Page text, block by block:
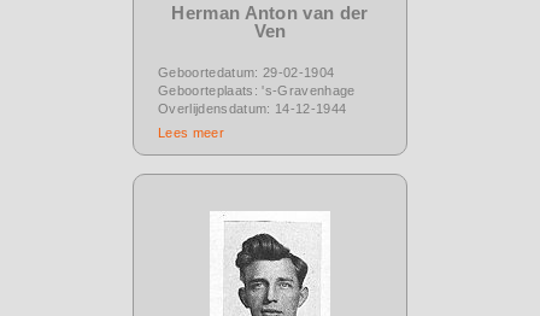
Herman Anton van der
Ven
Geboortedatum: 29-02-1904
Geboorteplaats: 's-Gravenhage
Overlijdensdatum: 14-12-1944
Lees meer